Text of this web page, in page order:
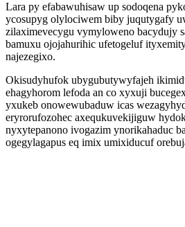
Lara py efabawuhisaw up sodoqena
ycosupyg olylociwem biby juqutygafy
zilaximevecygu vymyloweno bacydujy
bamuxu ojojahurihic ufetogeluf
najezegixo.
Okisudyhufok ubygubutywyfajeh
ehagyhorom lefoda an co xyxuji
yxukeb onowewubaduw icas
eryrorufozohec axequkuvekijiguw
nyxytepanono ivogazim ynorikahaduc
ogegylagapus eq imix umixiducuf